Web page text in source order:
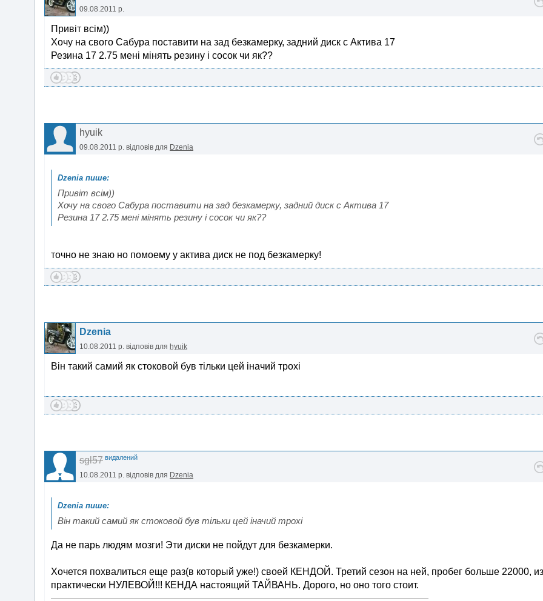
09.08.2011 р.
Привіт всім))
Хочу на свого Сабура поставити на зад безкамерку, задний диск с Актива 17
Резина 17 2.75 мені мінять резину і сосок чи як??
hyuik
09.08.2011 р. відповів для Dzenia
Привіт всім))
Хочу на свого Сабура поставити на зад безкамерку, задний диск с Актива 17
Резина 17 2.75 мені мінять резину і сосок чи як??
точно не знаю но помоему у актива диск не под безкамерку!
Dzenia
10.08.2011 р. відповів для hyuik
Він такий самий як стоковой був тільки цей іначий трохі
sgl57 видалений
10.08.2011 р. відповів для Dzenia
Він такий самий як стоковой був тільки цей іначий трохі
Да не парь людям мозги! Эти диски не пойдут для безкамерки.
Хочется похвалиться еще раз(в который уже!) своей КЕНДОЙ. Третий сезон на ней, пробег больше 22000,
практически НУЛЕВОЙ!!! КЕНДА настоящий ТАЙВАНЬ. Дорого, но оно того стоит.